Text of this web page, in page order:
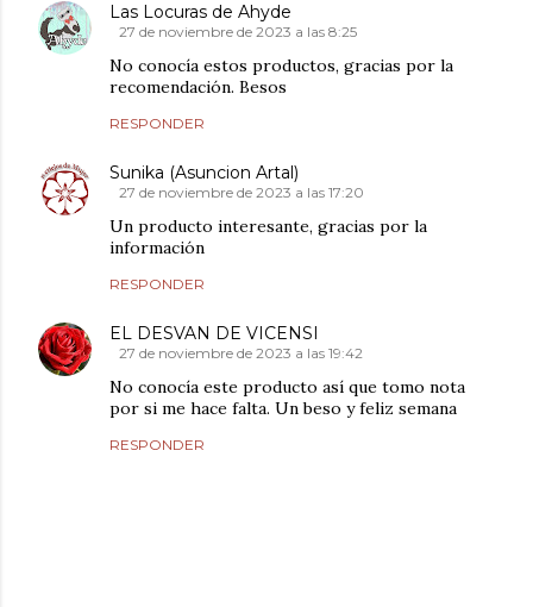
Las Locuras de Ahyde
27 de noviembre de 2023 a las 8:25
No conocía estos productos, gracias por la
recomendación. Besos
RESPONDER
Sunika (Asuncion Artal)
27 de noviembre de 2023 a las 17:20
Un producto interesante, gracias por la
información
RESPONDER
EL DESVAN DE VICENSI
27 de noviembre de 2023 a las 19:42
No conocía este producto así que tomo nota
por si me hace falta. Un beso y feliz semana
RESPONDER